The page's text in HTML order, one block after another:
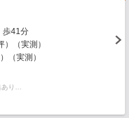
歩41分
（実測）
（実測）
り…